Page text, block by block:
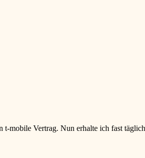
t-mobile Vertrag. Nun erhalte ich fast